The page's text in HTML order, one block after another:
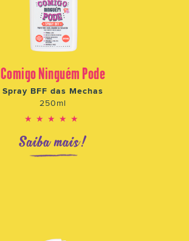
Comigo Ninguém Pode
Spray BFF das Mechas
250ml
★★★★★
Saiba mais!